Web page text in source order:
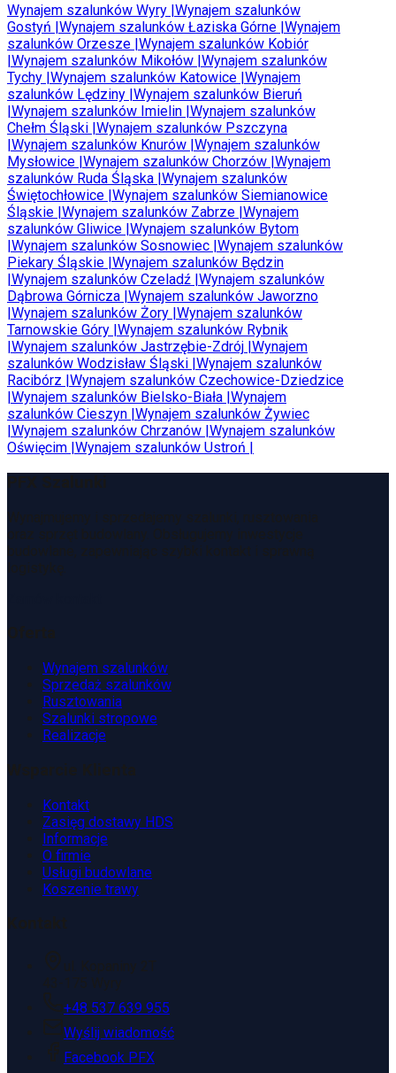
Wynajem szalunków Wyry Wynajem szalunków
Gostyń Wynajem szalunków Łaziska Górne Wynajem
szalunków Orzesze Wynajem szalunków Kobiór
Wynajem szalunków Mikołów Wynajem szalunków
Tychy Wynajem szalunków Katowice Wynajem
szalunków Lędziny Wynajem szalunków Bieruń
Wynajem szalunków Imielin Wynajem szalunków
Chełm Śląski Wynajem szalunków Pszczyna
Wynajem szalunków Knurów Wynajem szalunków
Mysłowice Wynajem szalunków Chorzów Wynajem
szalunków Ruda Śląska Wynajem szalunków
Świętochłowice Wynajem szalunków Siemianowice
Śląskie Wynajem szalunków Zabrze Wynajem
szalunków Gliwice Wynajem szalunków Bytom
Wynajem szalunków Sosnowiec Wynajem szalunków
Piekary Śląskie Wynajem szalunków Będzin
Wynajem szalunków Czeladź Wynajem szalunków
Dąbrowa Górnicza Wynajem szalunków Jaworzno
Wynajem szalunków Żory Wynajem szalunków
Tarnowskie Góry Wynajem szalunków Rybnik
Wynajem szalunków Jastrzębie-Zdrój Wynajem
szalunków Wodzisław Śląski Wynajem szalunków
Racibórz Wynajem szalunków Czechowice-Dziedzice
Wynajem szalunków Bielsko-Biała Wynajem
szalunków Cieszyn Wynajem szalunków Żywiec
Wynajem szalunków Chrzanów Wynajem szalunków
Oświęcim Wynajem szalunków Ustroń
Wynajem szalunków
Sprzedaż szalunków
Rusztowania
Szalunki stropowe
Realizacje
Kontakt
Zasięg dostawy HDS
Informacje
O firmie
Usługi budowlane
Koszenie trawy
+48 537 639 955
Wyślij wiadomość
Facebook PFX